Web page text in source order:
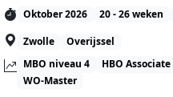
Oktober 2026 20 - 26 weken
Zwolle
Overijssel
MBO niveau 4
HBO
WO-Master